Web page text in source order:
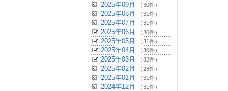
2025年09月 （30件）
2025年08月 （31件）
2025年07月 （31件）
2025年06月 （30件）
2025年05月 （31件）
2025年04月 （30件）
2025年03月 （32件）
2025年02月 （28件）
2025年01月 （31件）
2024年12月 （31件）